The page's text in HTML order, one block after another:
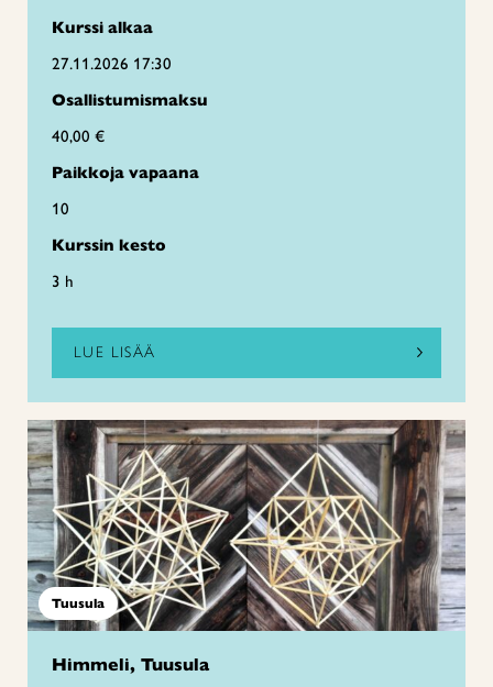
Kurssi alkaa
27.11.2026 17:30
Osallistumismaksu
40,00 €
Paikkoja vapaana
10
Kurssin kesto
3 h
LUE LISÄÄ
Tuusula
Himmeli, Tuusula